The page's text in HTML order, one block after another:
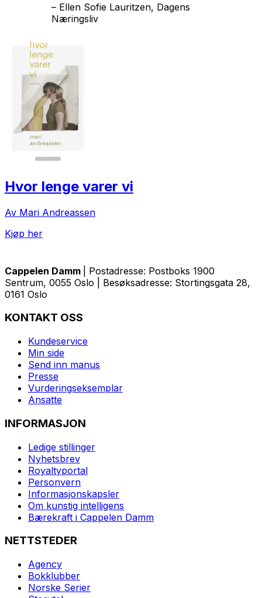
– Ellen Sofie Lauritzen, Dagens
Næringsliv
Hvor lenge varer vi
Av Mari Andreassen
Kjøp her
Cappelen Damm
| Postadresse: Postboks 1900
Sentrum, 0055 Oslo | Besøksadresse: Stortingsgata 28,
0161 Oslo
KONTAKT OSS
Kundeservice
Min side
Send inn manus
Presse
Vurderingseksemplar
Ansatte
INFORMASJON
Ledige stillinger
Nyhetsbrev
Royaltyportal
Personvern
Informasjonskapsler
Om kunstig intelligens
Bærekraft i Cappelen Damm
NETTSTEDER
Agency
Bokklubber
Norske Serier